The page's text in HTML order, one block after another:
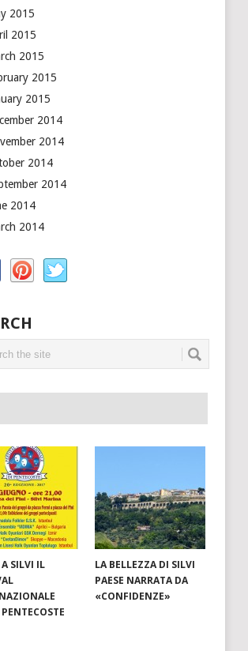
2015
2015
2015
2015
2015
2014
2014
2014
2014
2014
2014
SILVI IL
LA BELLEZZA DI SILVI
PAESE NARRATA DA
«CONFIDENZE»